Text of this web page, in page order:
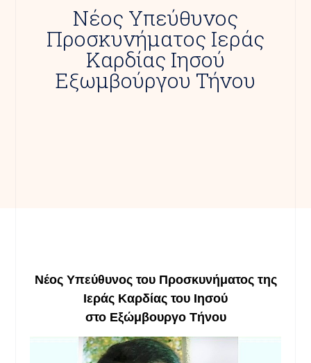
Νέος Υπεύθυνος
Προσκυνήματος Ιεράς
Καρδίας Ιησού
Εξωμβούργου Τήνου
Νέος Υπεύθυνος του Προσκυνήματος της
Ιεράς Καρδίας του Ιησού
στο Εξώμβουργο Τήνου